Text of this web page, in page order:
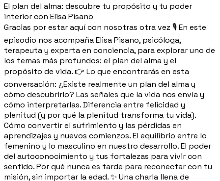
El plan del alma: descubre tu propósito y tu poder
interior con Elisa Pisano
Gracias por estar aquí con nosotras otra vez 🎙️ En este
episodio nos acompaña Elisa Pisano, psicóloga,
terapeuta y experta en conciencia, para explorar uno de
los temas más profundos: el plan del alma y el
propósito de vida. 👉 Lo que encontrarás en esta
conversación: ¿Existe realmente un plan del alma y
cómo descubrirlo? Las señales que la vida nos envía y
cómo interpretarlas. Diferencia entre felicidad y
plenitud (y por qué la plenitud transforma tu vida).
Cómo convertir el sufrimiento y las pérdidas en
aprendizajes y nuevos comienzos. El equilibrio entre lo
femenino y lo masculino en nuestro desarrollo. El poder
del autoconocimiento y tus fortalezas para vivir con
sentido. Por qué nunca es tarde para reconectar con tu
misión, sin importar la edad. ✨ Una charla llena de